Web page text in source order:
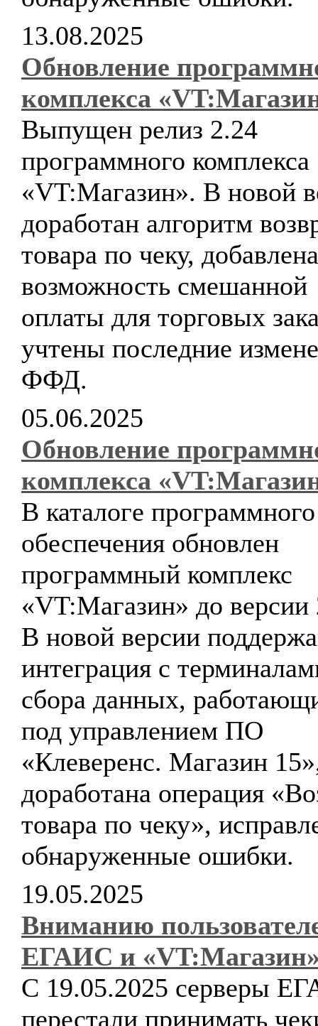
13.08.2025
Обновление
комплекса
Выпущен релиз 2.24
программного комплекса
«VT:Магазин». В новой
доработан алгоритм
товара по чеку, добавлена
возможность смешанной
оплаты для торговых
учтены последние
ФФД.
05.06.2025
Обновление
комплекса
В каталоге программного
обеспечения обновлен
программный комплекс
«VT:Магазин» до версии
В новой версии
интеграция с
сбора данных,
под управлением ПО
«Клеверенс. Магазин
доработана операция
товара по чеку»,
обнаруженные ошибки.
19.05.2025
Вниманию
ЕГАИС и
С 19.05.2025 серверы
перестали принимать